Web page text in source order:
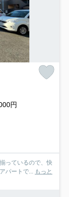
円
っているので、快
パートで...
もっと